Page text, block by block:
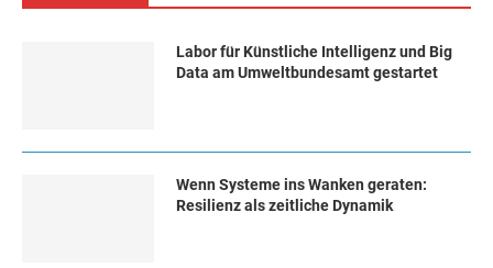
Labor für Künstliche Intelligenz und Big
Data am Umweltbundesamt gestartet
Wenn Systeme ins Wanken geraten:
Resilienz als zeitliche Dynamik